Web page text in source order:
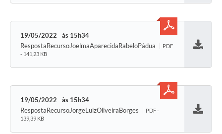
19/05/2022
15h34
RespostaRecursoJoelmaAparecidaRabeloPádua
PDF
- 141,23 KB
19/05/2022
15h34
RespostaRecursoJorgeLuizOliveiraBorges
PDF -
139,39 KB